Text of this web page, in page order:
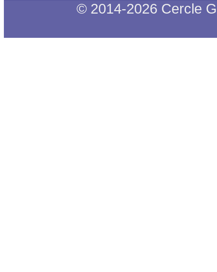
© 2014-2026 Cercle